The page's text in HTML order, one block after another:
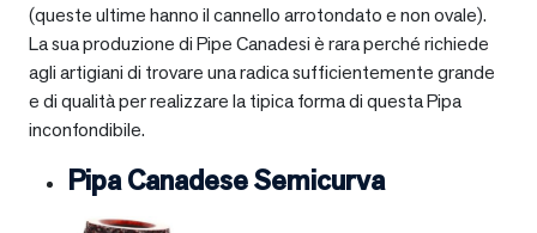
(queste ultime hanno il cannello arrotondato e non ovale).
La sua produzione di Pipe Canadesi è rara perché richiede
agli artigiani di trovare una radica sufficientemente grande
e di qualità per realizzare la tipica forma di questa Pipa
inconfondibile.
Pipa Canadese Semicurva